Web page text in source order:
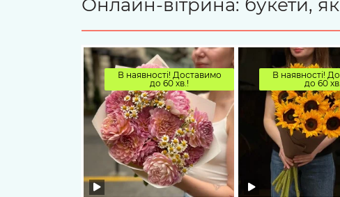
Онлайн-вітрина: букети,
В наявності! Доставимо
до 60 хв.!
В наявності!
до 60